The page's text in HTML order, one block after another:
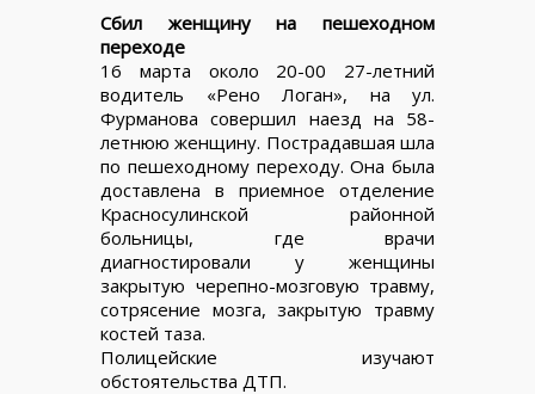
Сбил женщину на пешеходном
переходе
16 марта около 20-00 27-летний
водитель «Рено Логан», на ул.
Фурманова совершил наезд на 58-
летнюю женщину. Пострадавшая шла
по пешеходному переходу. Она была
доставлена в приемное отделение
Красносулинской районной
больницы, где врачи
диагностировали у женщины
закрытую черепно-мозговую травму,
сотрясение мозга, закрытую травму
костей таза.
Полицейские изучают
обстоятельства ДТП.